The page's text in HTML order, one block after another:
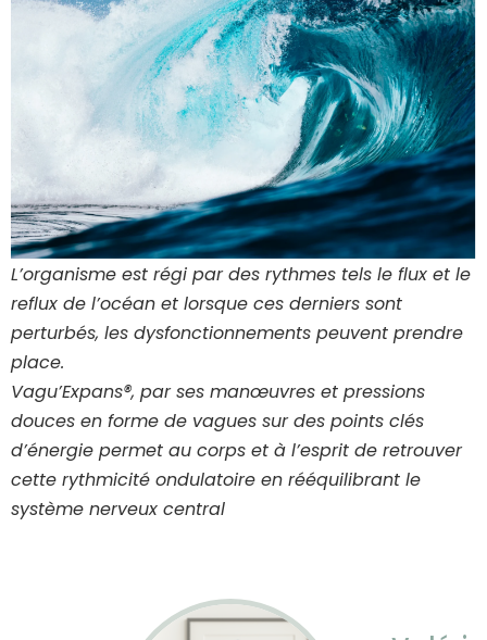
L’organisme est régi par des rythmes tels le flux et le
reflux de l’océan et lorsque ces derniers sont
perturbés, les dysfonctionnements peuvent prendre
place.
Vagu’Expans®, par ses manœuvres et pressions
douces en forme de vagues sur des points clés
d’énergie permet au corps et à l’esprit de retrouver
cette rythmicité ondulatoire en rééquilibrant le
système nerveux central